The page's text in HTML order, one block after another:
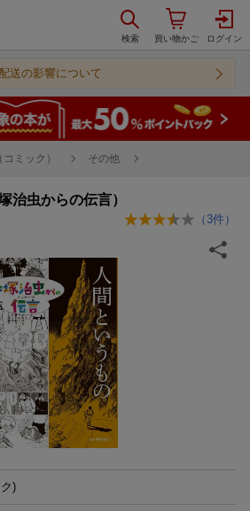
送の影響について
ミック） その他
治虫からの伝言）
（ 3件）
)